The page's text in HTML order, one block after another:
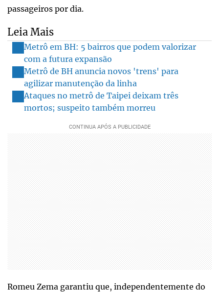
passageiros por dia.
Leia Mais
Metrô em BH: 5 bairros que podem valorizar
com a futura expansão
Metrô de BH anuncia novos 'trens' para
agilizar manutenção da linha
Ataques no metrô de Taipei deixam três
mortos; suspeito também morreu
Romeu Zema garantiu que, independentemente do